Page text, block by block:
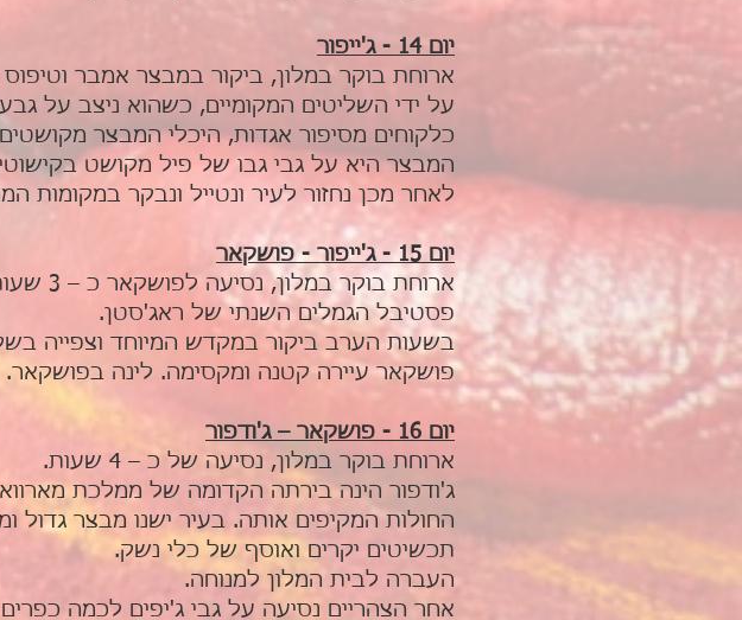
יום 14 - ג'ייפור
על ידי השליטים המקומיים, כשהוא ניצב על
כלקוחים מסיפור אגדות, היכלי המבצר
המבצר היא על גבי גבו של פיל מקושט
לאחר מכן נחזור לעיר ונטייל ונבקר במקומות
יום 15 - ג'ייפור - פושקאר
פסטיבל הגמלים השנתי של ראג'סטן.
בשעות הערב ביקור במקדש המיוחד וצפייה
פושקאר עיירה קטנה ומקסימה. לינה בפושקאר.
יום 16 - פושקאר – ג'ודפור
ארוחת בוקר במלון, נסיעה של כ – 4 שעות.
החולות המקיפים אותה. בעיר ישנו מבצר גדול
תכשיטים יקרים ואוסף של כלי נשק.
העברה לבית המלון למנוחה.
אחר הצהריים נסיעה על גבי ג'יפים לכמה